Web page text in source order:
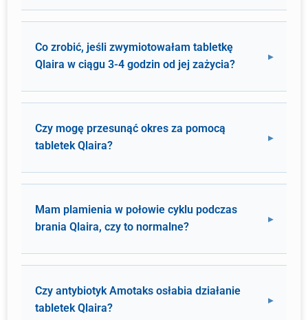
Co zrobić, jeśli zwymiotowałam tabletkę
Qlaira w ciągu 3-4 godzin od jej zażycia?
Czy mogę przesunąć okres za pomocą
tabletek Qlaira?
Mam plamienia w połowie cyklu podczas
brania Qlaira, czy to normalne?
Czy antybiotyk Amotaks osłabia działanie
tabletek Qlaira?